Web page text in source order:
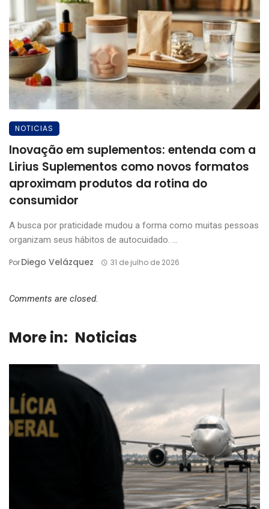
NOTICIAS
Inovação em suplementos: entenda com a
Lirius Suplementos como novos formatos
aproximam produtos da rotina do
consumidor
A busca por praticidade mudou a forma como muitas pessoas
organizam seus hábitos de autocuidado. ...
PorDiego Velázquez 31 de julho de 2026
Comments are closed.
More in: Noticias